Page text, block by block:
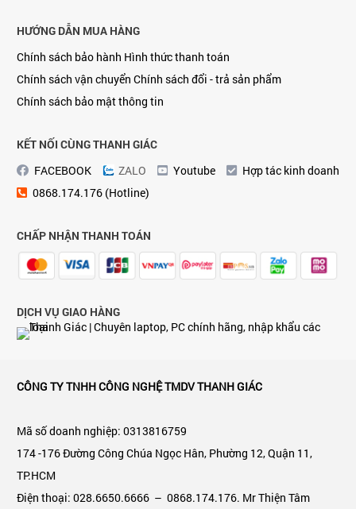
HƯỚNG DẪN MUA HÀNG
Chính sách bảo hành Hình thức thanh toán
Chính sách vận chuyển Chính sách đổi - trả sản phẩm
Chính sách bảo mật thông tin
KẾT NỐI CÙNG THANH GIÁC
FACEBOOK
ZALO Youtube
Hợp tác kinh doanh
0868.174.176 (Hotline)
CHẤP NHẬN THANH TOÁN
DỊCH VỤ GIAO HÀNG
CÔNG TY TNHH CÔNG NGHỆ TMDV THANH GIÁC
Mã số doanh nghiệp: 0313816759
174 -176 Đường Công Chúa Ngọc Hân, Phường 12, Quận 11,
TP.HCM
Điện thoại: 028.6650.6666 – 0868.174.176. Mr Thiện Tâm